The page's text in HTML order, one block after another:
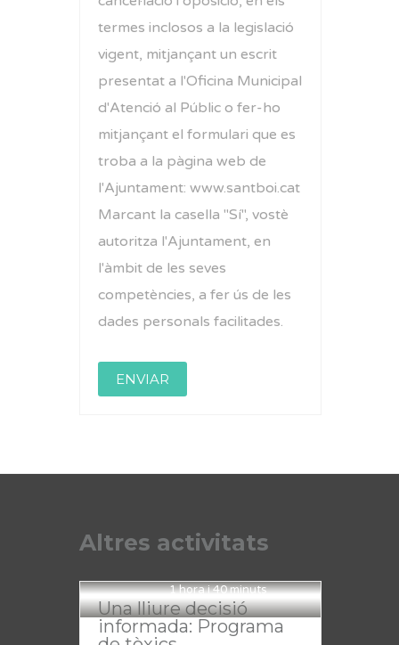
termes inclosos a la legislació
vigent, mitjançant un escrit
presentat a l'Oficina Municipal
d'Atenció al Públic o fer-ho
mitjançant el formulari que es
troba a la pàgina web de
l'Ajuntament: www.santboi.cat
Marcant la casella "Sí", vostè
autoritza l'Ajuntament, en
l'àmbit de les seves
competències, a fer ús de les
dades personals facilitades.
Altres activitats
1 hora i 40 minuts
Una lliure decisió
informada: Programa